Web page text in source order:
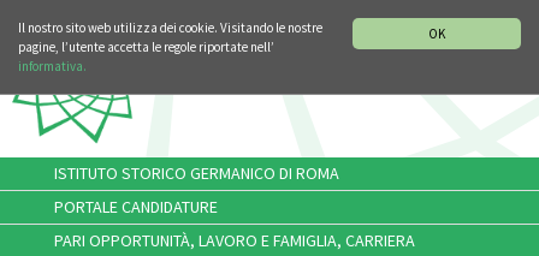
OK
Il nostro sito web utilizza dei cookie. Visitando le nostre
pagine, l’utente accetta le regole riportate nell’
informativa.
ISTITUTO STORICO GERMANICO DI ROMA
PORTALE CANDIDATURE
PARI OPPORTUNITÀ, LAVORO E FAMIGLIA, CARRIERA